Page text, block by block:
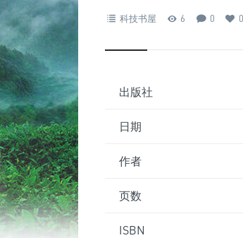
科技书屋 6 0 0
出版社
日期
作者
页数
ISBN